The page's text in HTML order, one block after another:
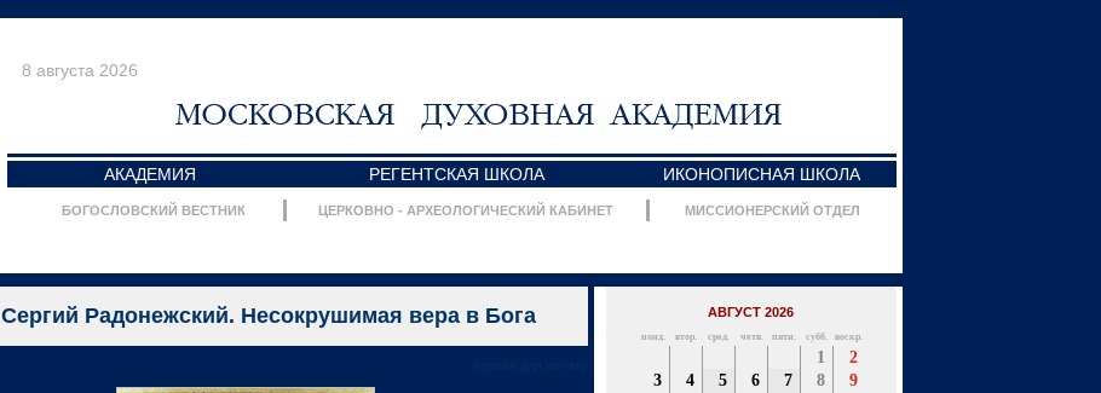
8 августа 2026
АКАДЕМИЯ РЕГЕНТСКАЯ ШКОЛА ИКОНОПИСНАЯ ШКОЛА
БОГОСЛОВСКИЙ ВЕСТНИК ЦЕРКОВНО - АРХЕОЛОГИЧЕСКИЙ КАБИНЕТ МИССИОНЕРСКИЙ ОТДЕЛ
Сергий Радонежский. Несокрушимая вера в Бога АВГУСТ 2026
понд. втор. сред. четв. пятн. субб. воскр.
1
2
3
4 5 6 7 8
9